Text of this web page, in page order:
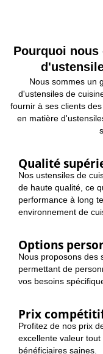
Pourquoi
Nous sommes un
d'ustensiles de
fournir à ses clients
en matière
Qualité
Nos ustensiles de
de haute qualité, ce
performance à long
environnement de
Options
Nous proposons des
permettant de
vos besoins
Prix
Profitez de nos prix
excellente valeur
bénéficiaires saines.